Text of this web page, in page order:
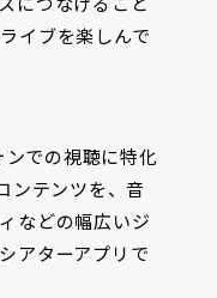
イブを楽しんで
ンでの視聴に特化
ンテンツを、音
などの幅広いジ
アターアプリで